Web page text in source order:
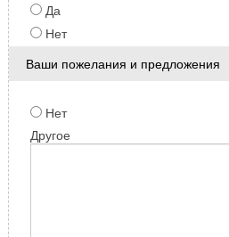
Да
Нет
Ваши пожелания и предложения
Нет
Другое